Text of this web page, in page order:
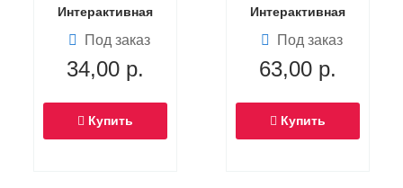
Интерактивная
фигурка Missle-
Tow Dive-Clops
(Скайлендер-
Под заказ
34,00 р.
Купить
Интерактивная
фигурка Elite Slam
Bam (Серия
элитных фигурок)
Под заказ
63,00 р.
Купить